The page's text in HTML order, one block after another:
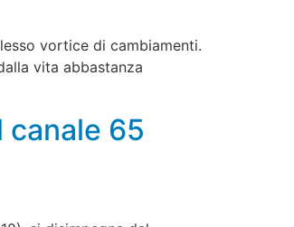
vortice di cambiamenti.
vita abbastanza
canale 65